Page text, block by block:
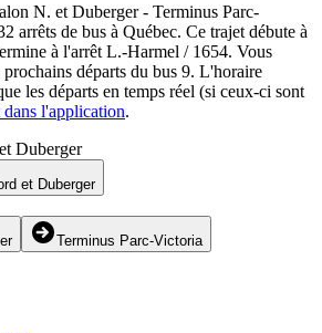
N. et Duberger - Terminus Parc-
arrêts de bus à Québec. Ce trajet débute à
à l'arrêt L.-Harmel / 1654. Vous
départs du bus 9. L'horaire
les départs en temps réel (si ceux-ci sont
dans l'application.
Duberger
et Duberger
Terminus Parc-Victoria